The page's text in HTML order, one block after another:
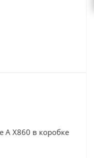
A X860 в коробке